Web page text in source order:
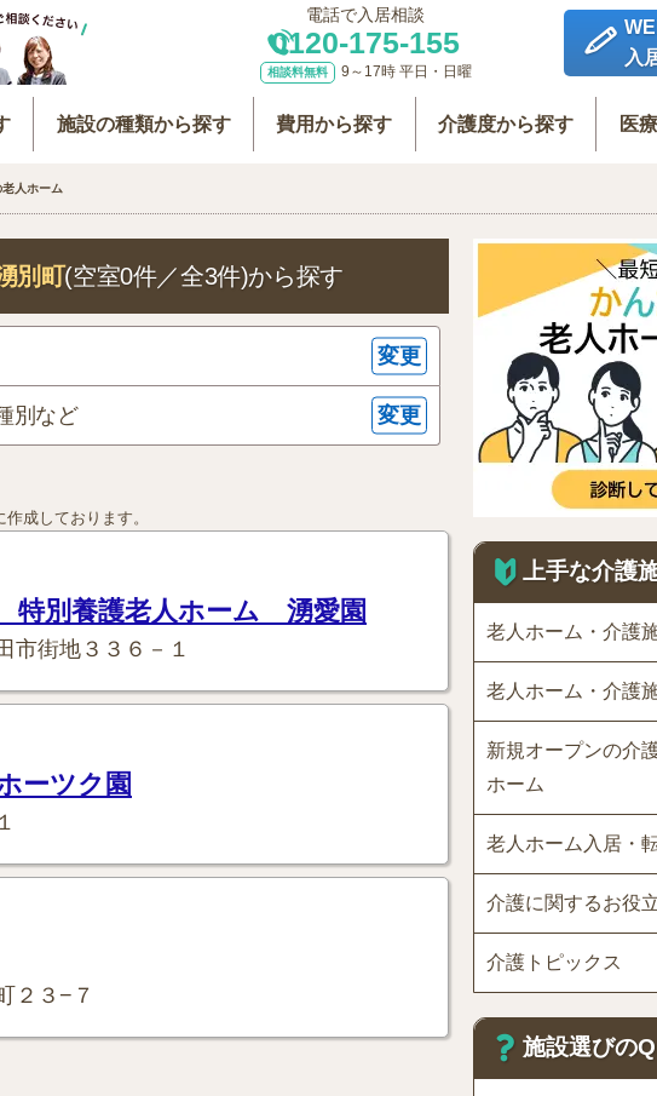
電話で入居相談
0120-175-155
相談料無料 9～17時 平日・日曜
入
施設の種類から探す 費用から探す 介護度から探す 医
人ホーム
別町(空室0件／全3件)から探す
変更
別など 変更
成しております。
別養護老人ホーム 湧愛園
市街地３３６－１
ーツク園
２３−７
上手な介護
老人ホーム・介護
老人ホーム・介護
新規オープンの介
ホーム
老人ホーム入居・
介護に関するお役
介護トピックス
施設選びの